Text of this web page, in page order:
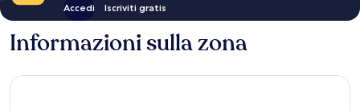
Accedi Iscriviti gratis
Informazioni sulla zona